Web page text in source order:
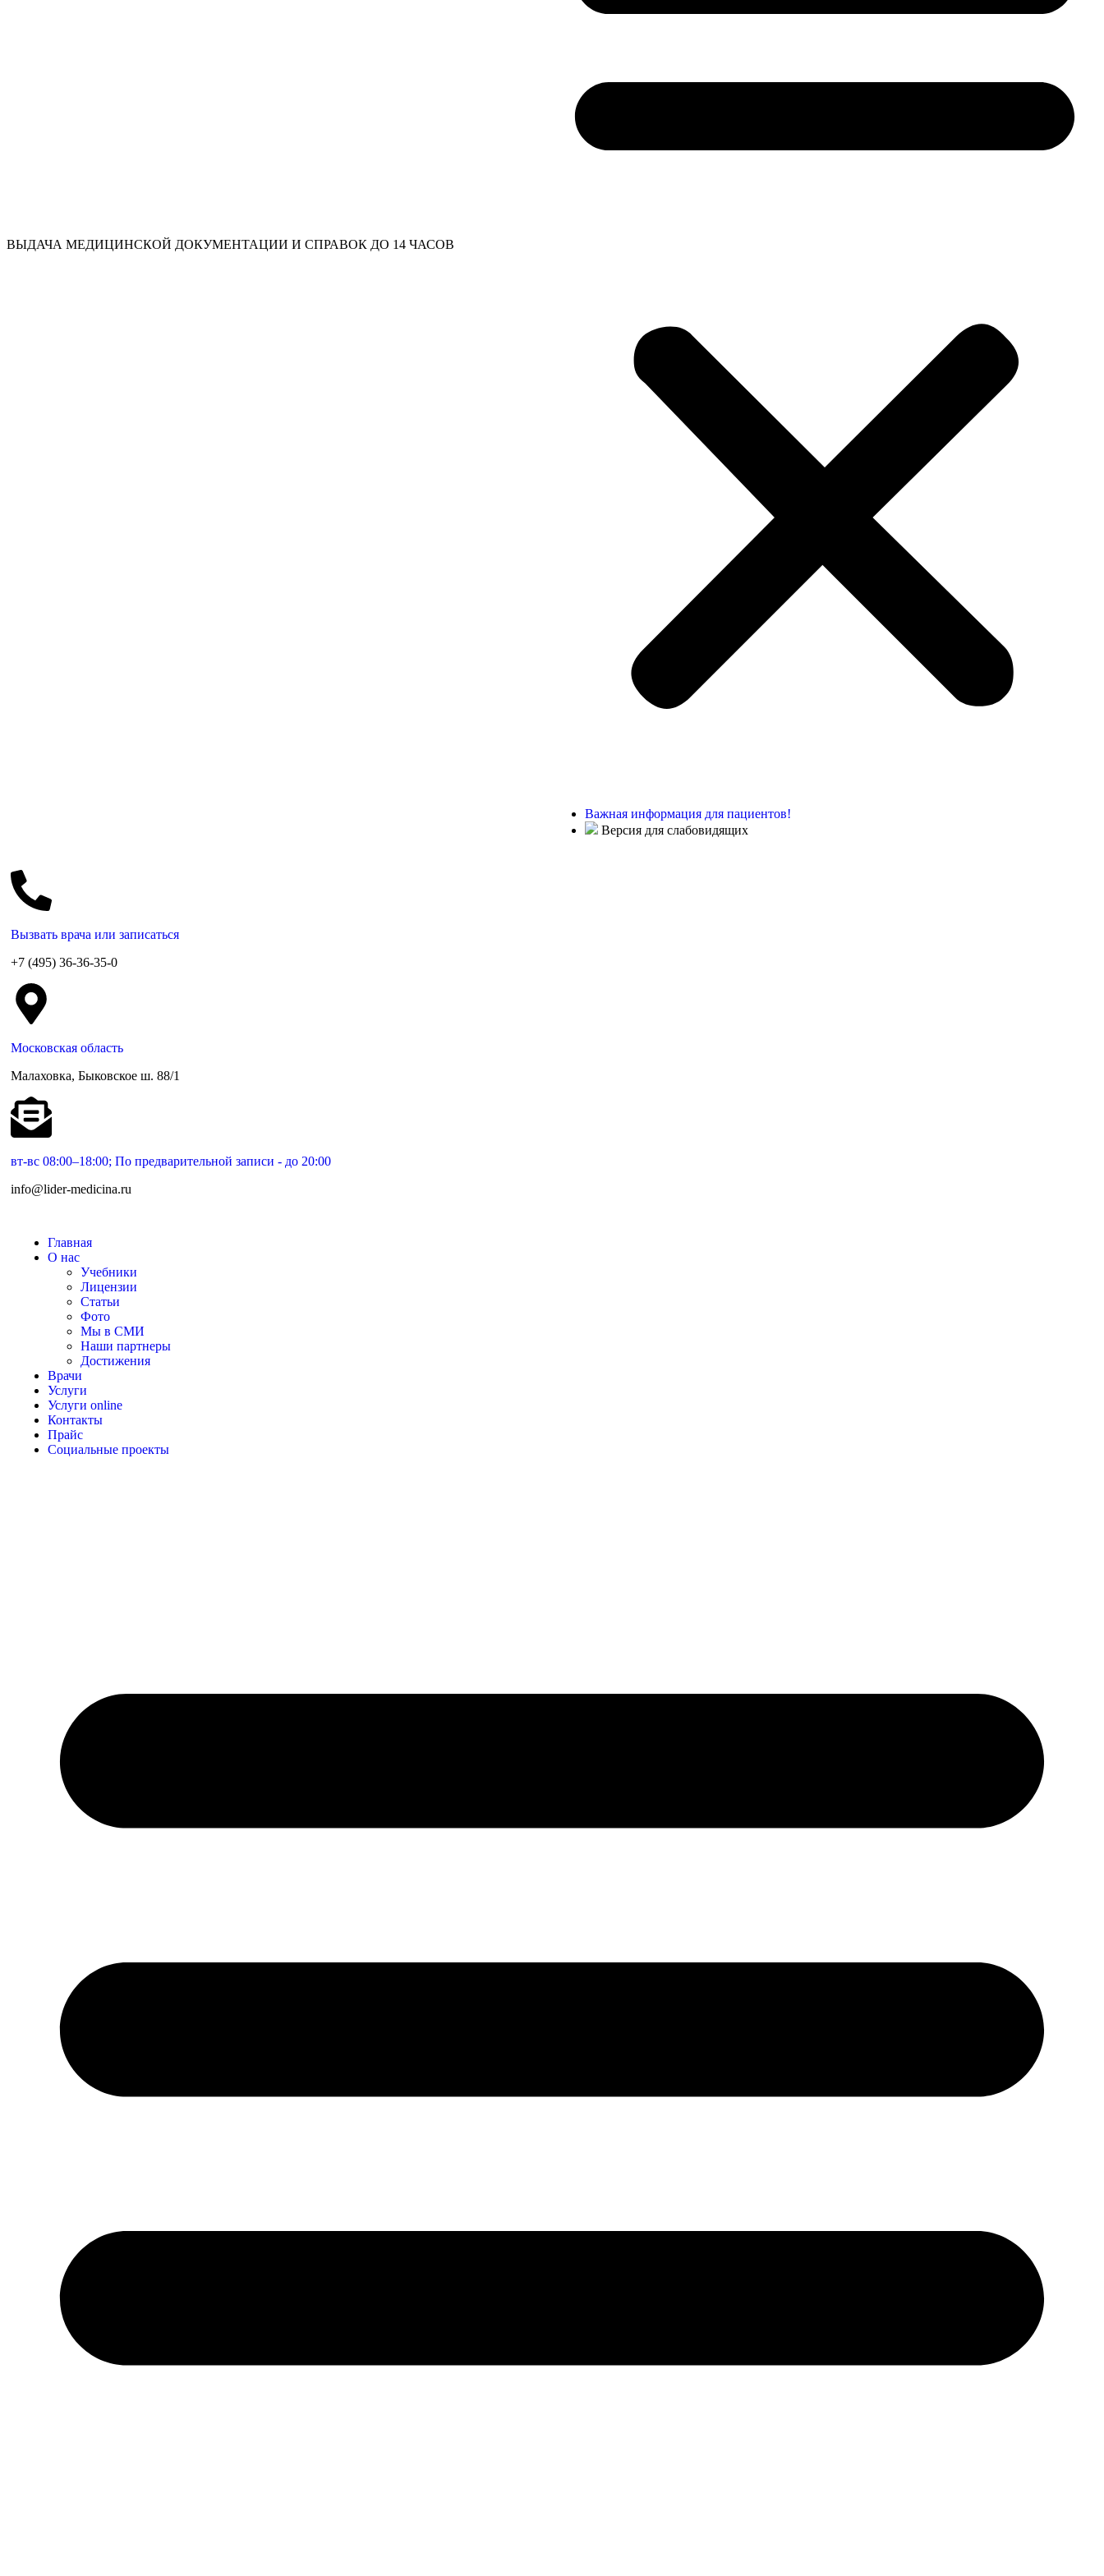
ВЫДАЧА МЕДИЦИНСКОЙ ДОКУМЕНТАЦИИ И СПРАВОК ДО 14 ЧАСОВ
Важная информация для пациентов!
Версия для слабовидящих
Вызвать врача или записаться
+7 (495) 36-36-35-0
Московская область
Малаховка, Быковское ш. 88/1
вт-вс 08:00–18:00; По предварительной записи - до 20:00
info@lider-medicina.ru
Главная
О нас
Учебники
Лицензии
Статьи
Фото
Мы в СМИ
Наши партнеры
Достижения
Врачи
Услуги
Услуги online
Контакты
Прайс
Социальные проекты